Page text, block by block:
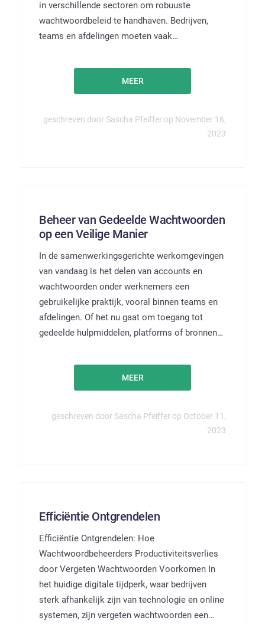
in verschillende sectoren om robuuste
wachtwoordbeleid te handhaven. Bedrijven,
teams en afdelingen moeten vaak…
MEER
geschreven door Sascha Pfeiffer op November 16,
2023
Beheer van Gedeelde Wachtwoorden
op een Veilige Manier
In de samenwerkingsgerichte werkomgevingen
van vandaag is het delen van accounts en
wachtwoorden onder werknemers een
gebruikelijke praktijk, vooral binnen teams en
afdelingen. Of het nu gaat om toegang tot
gedeelde hulpmiddelen, platforms of bronnen…
MEER
geschreven door Sascha Pfeiffer op October 11,
2023
Efficiëntie Ontgrendelen
Efficiëntie Ontgrendelen: Hoe
Wachtwoordbeheerders Productiviteitsverlies
door Vergeten Wachtwoorden Voorkomen In
het huidige digitale tijdperk, waar bedrijven
sterk afhankelijk zijn van technologie en online
systemen, zijn vergeten wachtwoorden een…